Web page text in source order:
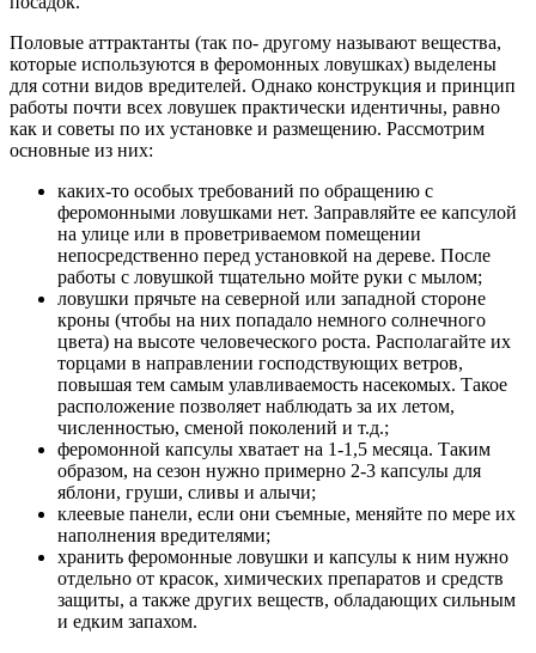
Половые аттрактанты (так по- другому называют вещества,
которые используются в феромонных ловуш­ках) выделены
для сотни видов вреди­телей. Однако конструкция и принцип
работы почти всех ловушек практиче­ски идентичны, равно
как и советы по их установке и размещению. Рассмо­трим
основные из них:
каких-то особых требований по об­ращению с
феромонными ловушками нет. Заправляйте ее капсулой
на ули­це или в проветриваемом помещении
непосредственно перед установкой на дереве. После
работы с ловушкой тщательно мойте руки с мылом;
ловушки прячьте на северной или западной стороне
кроны (чтобы на них попадало немного солнечного
цвета) на высоте человеческого роста. Рас­полагайте их
торцами в направлении господствующих ветров,
повышая тем самым улавливаемость насекомых. Такое
расположение позволяет на­блюдать за их летом,
численностью, сменой поколений и т.д.;
феромонной капсулы хватает на 1-1,5 месяца. Таким
образом, на сезон нужно примерно 2-3 капсулы для
ябло­ни, груши, сливы и алычи;
клеевые панели, если они съем­ные, меняйте по мере их
наполнения вредителями;
хранить феромонные ловушки и капсулы к ним нужно
отдельно от кра­сок, химических препаратов и средств
защиты, а также других веществ, обла­дающих сильным
и едким запахом.